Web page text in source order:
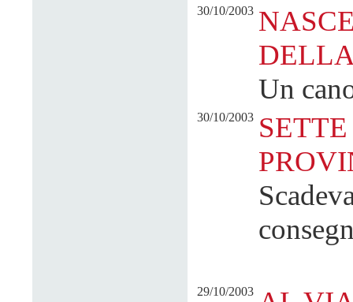
30/10/2003
Un
30/10/2003
29/10/2003